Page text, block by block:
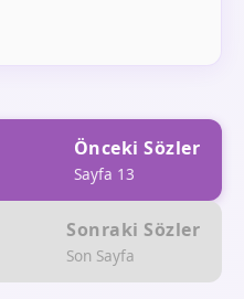
Önceki Sözler
Sayfa 13
Sonraki Sözler
Son Sayfa